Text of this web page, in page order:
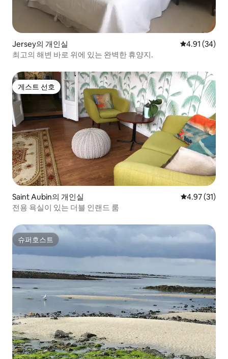
Jersey의 개인실 평점 4.91점
4.91 (34)
최고의 해변 바로 위에 있는 완벽한 휴양지.
게스트 선호
게스트 선호
Saint Aubin의 개인실 평점 4.97점
4.97 (31)
전용 욕실이 있는 더블 인랜드 룸
슈퍼호스트
슈퍼호스트